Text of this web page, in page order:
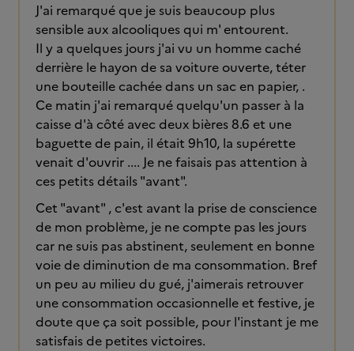
J'ai remarqué que je suis beaucoup plus
sensible aux alcooliques qui m' entourent.
Il y a quelques jours j'ai vu un homme caché
derrière le hayon de sa voiture ouverte, téter
une bouteille cachée dans un sac en papier, .
Ce matin j'ai remarqué quelqu'un passer à la
caisse d'à côté avec deux bières 8.6 et une
baguette de pain, il était 9h10, la supérette
venait d'ouvrir .... Je ne faisais pas attention à
ces petits détails "avant".
Cet "avant" , c'est avant la prise de conscience
de mon problème, je ne compte pas les jours
car ne suis pas abstinent, seulement en bonne
voie de diminution de ma consommation. Bref
un peu au milieu du gué, j'aimerais retrouver
une consommation occasionnelle et festive, je
doute que ça soit possible, pour l'instant je me
satisfais de petites victoires.